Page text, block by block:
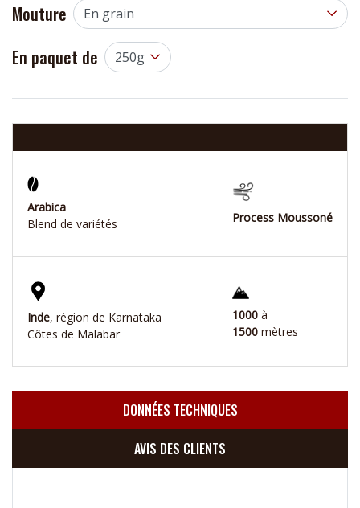
Mouture
En paquet de
Inde, région de Karnataka
Côtes de Malabar
1000 à
1500 mètres
Arabica
Blend de variétés
Process Moussoné
DONNÉES TECHNIQUES
AVIS DES CLIENTS